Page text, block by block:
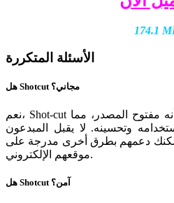
174.1
الأسئلة المتكررة
هل Shotcut مجاني؟
نعم، Shot-cut مجاني تمامًا للاستخدام. كما أنه مفتوح المصدر، مما
وتحسينه. لا يقبل المبدعون
يمكنك دعمهم بطرق أخرى مدرجة على
موقعهم الإلكتروني.
هل Shotcut آمن؟